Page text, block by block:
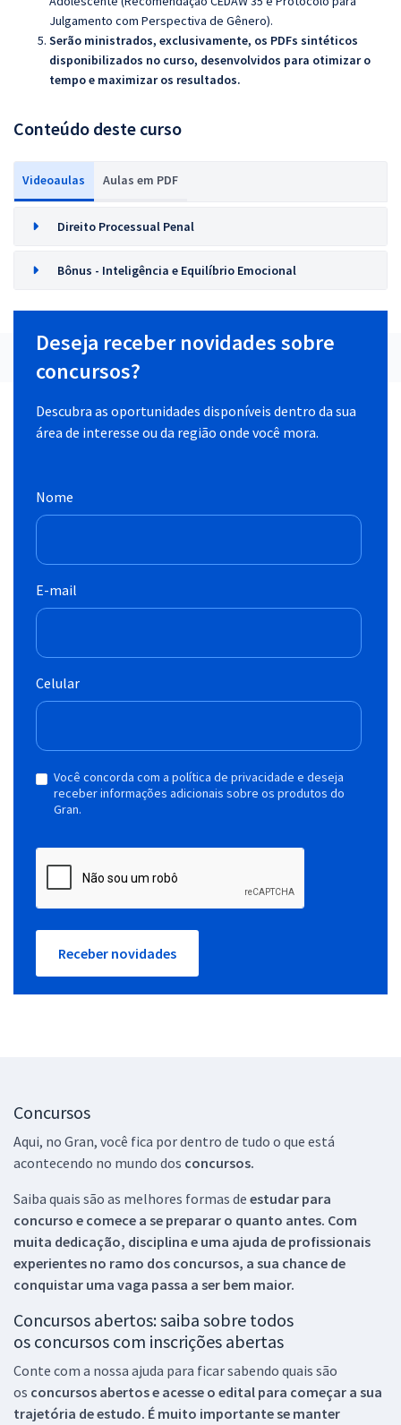
Julgamento com Perspectiva de Gênero).
Serão ministrados, exclusivamente, os PDFs sintéticos
disponibilizados no curso, desenvolvidos para otimizar o
tempo e maximizar os resultados.
Conteúdo deste curso
Videoaulas Aulas em PDF
Direito Processual Penal
Bônus - Inteligência e Equilíbrio Emocional
Deseja receber novidades sobre
concursos?
Descubra as oportunidades disponíveis dentro da sua
área de interesse ou da região onde você mora.
Nome
E-mail
Celular
Você concorda com a política de privacidade e deseja
receber informações adicionais sobre os produtos do
Gran.
Receber novidades
Concursos
Aqui, no Gran, você fica por dentro de tudo o que está
acontecendo no mundo dos concursos.
Saiba quais são as melhores formas de estudar para
concurso e comece a se preparar o quanto antes. Com
muita dedicação, disciplina e uma ajuda de profissionais
experientes no ramo dos concursos, a sua chance de
conquistar uma vaga passa a ser bem maior.
Concursos abertos: saiba sobre todos
os concursos com inscrições abertas
Conte com a nossa ajuda para ficar sabendo quais são
os concursos abertos e acesse o edital para começar a sua
trajetória de estudo. É muito importante se manter